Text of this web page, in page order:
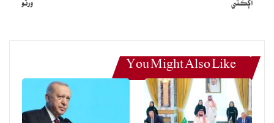
اڳڪٿي
ورتو
You Might Also Like